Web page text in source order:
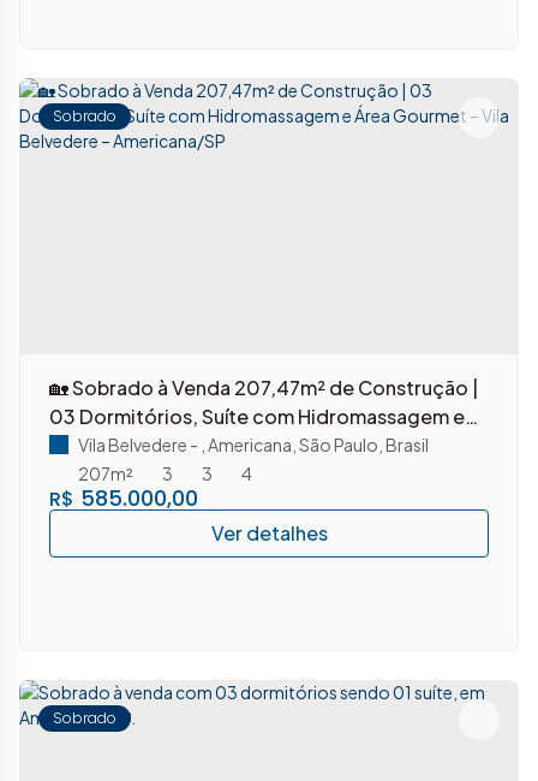
Sobrado
🏡 Sobrado à Venda 207,47m² de Construção |
03 Dormitórios, Suíte com Hidromassagem e
Área Gourmet – Vila Belvedere – Americana/SP
R$ 585.000,00
Vila Belvedere Americana São Paulo Brasil
3
3
207m² 4
Sobrado